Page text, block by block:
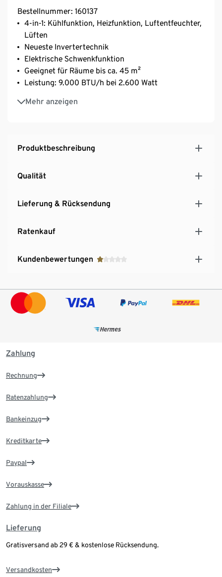
Bestellnummer: 160137
4-in-1: Kühlfunktion, Heizfunktion, Luftentfeuchter,
Lüften
Neueste Invertertechnik
Elektrische Schwenkfunktion
Geeignet für Räume bis ca. 45 m²
Leistung: 9.000 BTU/h bei 2.600 Watt
Mehr anzeigen
Luftumwälzung: 550 m³/h
Mit Timerfunktion, Schimmelstop, LED-Display und
auch fürs Home-Office
Produktbeschreibung
Qualität
Lieferung & Rücksendung
Ratenkauf
Kundenbewertungen
Zahlung
Rechnung
Ratenzahlung
Bankeinzug
Kreditkarte
Paypal
Vorauskasse
Zahlung in der Filiale
Lieferung
Gratisversand ab 29 € & kostenlose Rücksendung.
Versandkosten